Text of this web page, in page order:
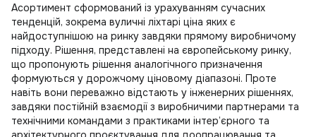
Асортимент сформований із урахуванням сучасних
тенденцій, зокрема вуличні ліхтарі ціна яких є
найдоступнішою на ринку завдяки прямому виробничому
підходу. Рішення, представлені на європейському ринку,
що пропонують рішення аналогічного призначення
формуються у дорожчому ціновому діапазоні. Проте
навіть вони переважно відстають у інженерних рішеннях,
завдяки постійній взаємодії з виробничими партнерами та
технічними командами з практиками інтер’єрного та